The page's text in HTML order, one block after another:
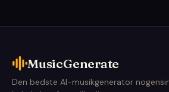
MusicGenerate
Den bedste AI-musikgenerator